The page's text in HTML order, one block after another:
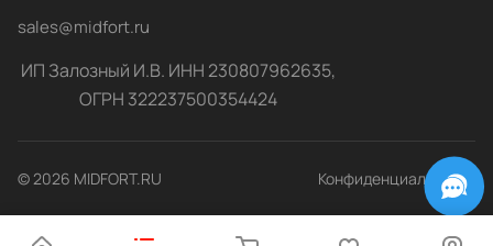
sales@midfort.ru
ИП Залозный И.В. ИНН 230807962635,
ОГРН 322237500354424
© 2026 MIDFORT.RU Конфиденциальность